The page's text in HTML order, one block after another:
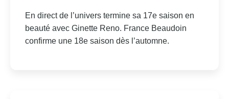
En direct de l’univers termine sa 17e saison en
beauté avec Ginette Reno. France Beaudoin
confirme une 18e saison dès l’automne.